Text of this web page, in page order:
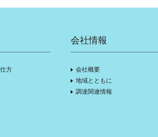
方
会社情報
会社概要
地域とともに
調達関連情報